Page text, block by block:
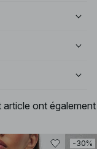
ont également
-30%